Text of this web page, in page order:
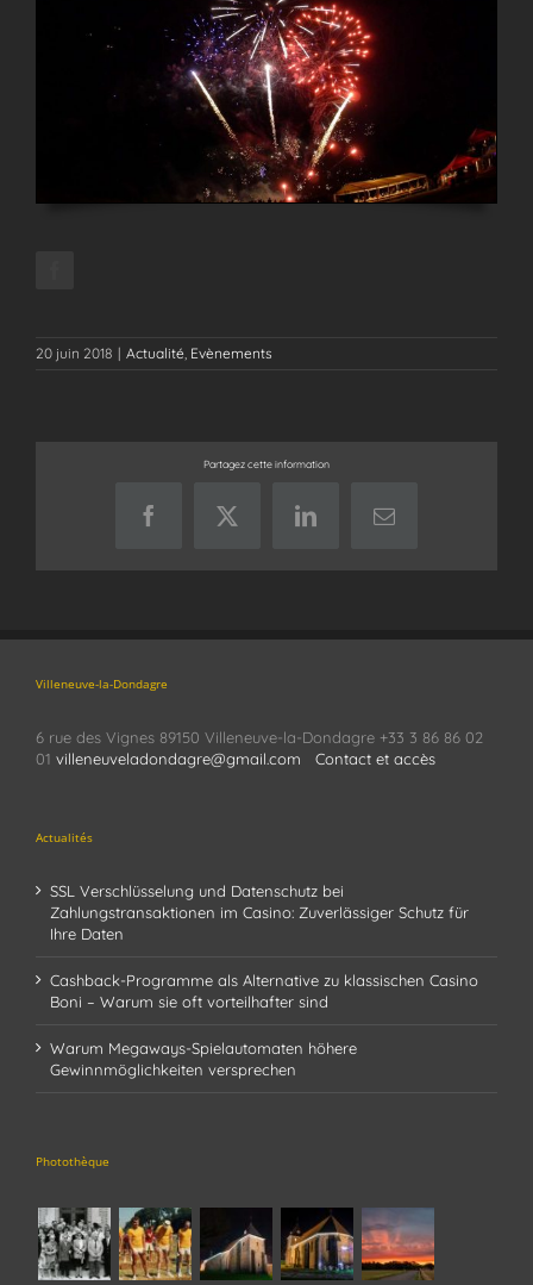
20 juin 2018 | Actualité, Evènements
Partagez cette information
FacebookX LinkedInEmail
Villeneuve-la-Dondagre
6 rue des Vignes 89150 Villeneuve-la-Dondagre +33 3 86 86 02
01 villeneuveladondagre@gmail.com Contact et accès
Actualités
SSL Verschlüsselung und Datenschutz bei
Zahlungstransaktionen im Casino: Zuverlässiger Schutz für
Ihre Daten
Cashback-Programme als Alternative zu klassischen Casino
Boni – Warum sie oft vorteilhafter sind
Warum Megaways-Spielautomaten höhere
Gewinnmöglichkeiten versprechen
Photothèque